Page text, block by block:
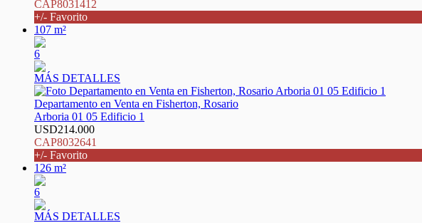
CAP8031412
+/- Favorito
107 m²
6
MÁS DETALLES
Departamento en Venta en Fisherton, Rosario
Arboria 01 05 Edificio 1
USD214.000
CAP8032641
+/- Favorito
126 m²
6
MÁS DETALLES